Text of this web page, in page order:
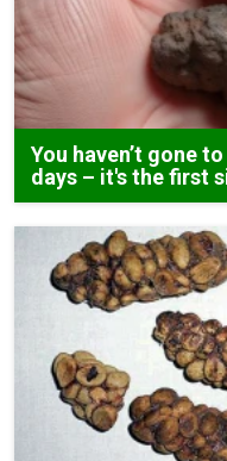
You haven’t gone
days – it's the first